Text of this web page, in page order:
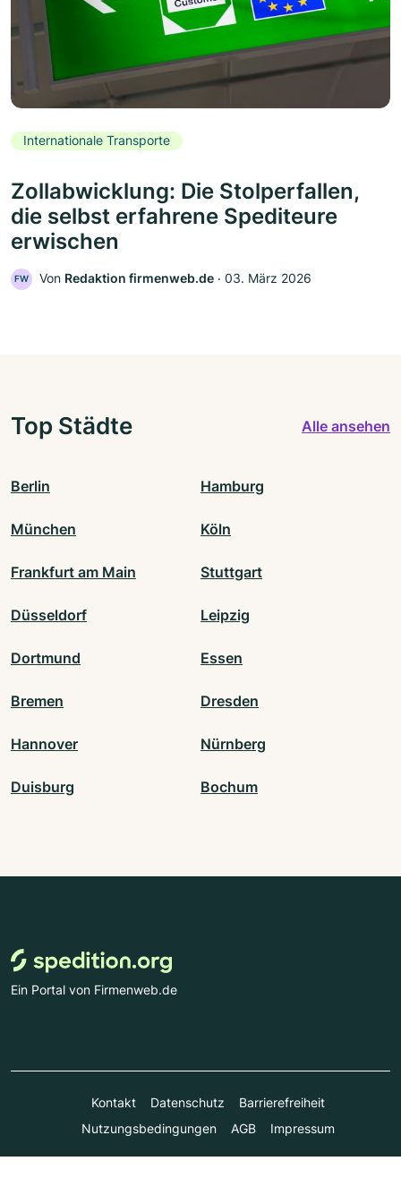
Internationale Transporte
Zollabwicklung: Die Stolperfallen,
die selbst erfahrene Spediteure
erwischen
FW Von Redaktion firmenweb.de ‧ 03. März 2026
Top Städte Alle ansehen
Berlin Hamburg
München Köln
Frankfurt am Main Stuttgart
Düsseldorf Leipzig
Dortmund Essen
Bremen Dresden
Hannover Nürnberg
Duisburg Bochum
Ein Portal von Firmenweb.de
Kontakt Datenschutz
Barrierefreiheit
Nutzungsbedingungen
AGB Impressum